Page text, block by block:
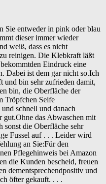
Sie entweder in pink oder blau
dieser immer wieder
weiß, dass es nicht
reinigen. Die Klebkraft läßt
Eindruck eine
Dabei ist dem gar nicht so.Ich
und bin sehr zufrieden damit,
bin, die Oberfläche der
Tröpfchen Seife
schnell und danach
das Abwaschen mit
sonst die Oberfläche sehr
Fussel auf . . . Leider wird
an Sie:Für den
Pflegehinweis bei Amazon
die Kunden bescheid, freuen
dementsprechendpositiv und
öfter gekauft. . . .